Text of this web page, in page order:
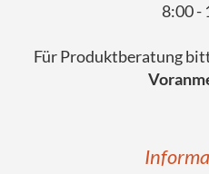
8:00 -
Für Produktberatung